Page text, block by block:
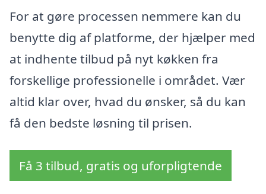
For at gøre processen nemmere kan du
benytte dig af platforme, der hjælper med
at indhente tilbud på nyt køkken fra
forskellige professionelle i området. Vær
altid klar over, hvad du ønsker, så du kan
få den bedste løsning til prisen.
Få 3 tilbud, gratis og uforpligtende